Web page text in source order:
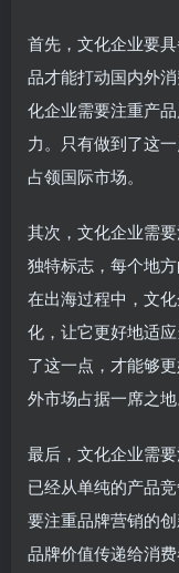
首先，文化企业要
品才能打动国内外
化企业需要注重产
力。只有做到了这
占领国际市场。
其次，文化企业需
独特标志，每个地
在出海过程中，文
化，让它更好地适
了这一点，才能够
外市场占据一席之地
最后，文化企业需
已经从单纯的产品
要注重品牌营销的
品牌价值传递给消